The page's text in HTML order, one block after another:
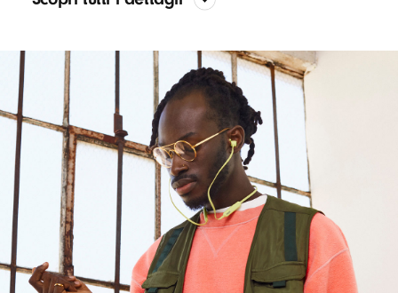
Suono
La piattaforma acustica proprietaria garantisce bassi
nitidi e precisione nella curva di frequenza
La configurazione in due pezzi crea una significativa
separazione stereo tra il range medio e gli alti,
mentre lo strato esterno flessibile assicura un’elevata
resa dei bassi
Design
Auricolari in-ear